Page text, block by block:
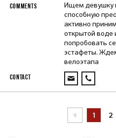
Ищем девушку
способную
активно
открытой воде
попробовать
эстафеты.
велоэтапа
1 2